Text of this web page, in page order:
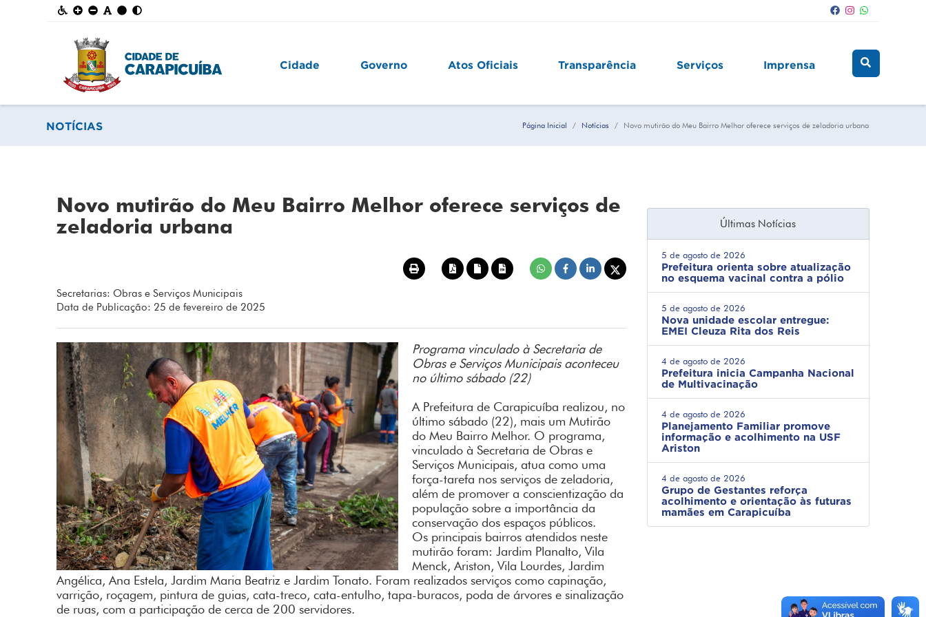
Cidade Governo Atos Oficiais Transparência Serviços Imprensa
NOTÍCIAS Página Inicial Notícias Novo mutirão do Meu Bairro Melhor oferece serviços de zeladoria urbana
Novo mutirão do Meu Bairro Melhor oferece serviços de
zeladoria urbana
Secretarias: Obras e Serviços Municipais
Data de Publicação: 25 de fevereiro de 2025
Programa vinculado à Secretaria de
Obras e Serviços Municipais aconteceu
no último sábado (22)
A Prefeitura de Carapicuíba realizou, no
último sábado (22), mais um Mutirão
do Meu Bairro Melhor. O programa,
vinculado à Secretaria de Obras e
Serviços Municipais, atua como uma
força-tarefa nos serviços de zeladoria,
além de promover a conscientização da
população sobre a importância da
conservação dos espaços públicos.
Os principais bairros atendidos neste
mutirão foram: Jardim Planalto, Vila
Menck, Ariston, Vila Lourdes, Jardim
Angélica, Ana Estela, Jardim Maria Beatriz e Jardim Tonato. Foram realizados serviços como capinação,
varrição, roçagem, pintura de guias, cata-treco, cata-entulho, tapa-buracos, poda de árvores e sinalização
de ruas, com a participação de cerca de 200 servidores.
Últimas Notícias
5 de agosto de 2026
Prefeitura orienta sobre atualização
no esquema vacinal contra a pólio
5 de agosto de 2026
Nova unidade escolar entregue:
EMEI Cleuza Rita dos Reis
4 de agosto de 2026
Prefeitura inicia Campanha Nacional
de Multivacinação
4 de agosto de 2026
Planejamento Familiar promove
informação e acolhimento na USF
Ariston
4 de agosto de 2026
Grupo de Gestantes reforça
acolhimento e orientação às futuras
mamães em Carapicuíba